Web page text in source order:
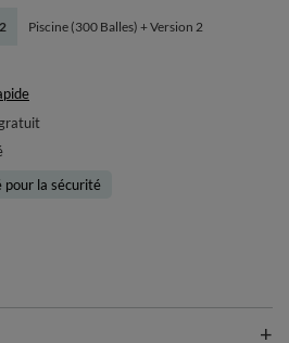
Piscine (300 Balles) + Version 2
pour la sécurité